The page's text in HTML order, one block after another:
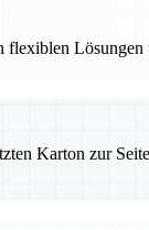
flexiblen
Karton zur